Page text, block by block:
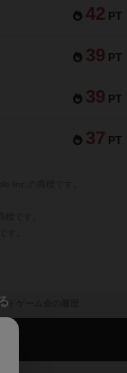
42 PT
39 PT
39 PT
37 PT
ドゲーム会の履歴